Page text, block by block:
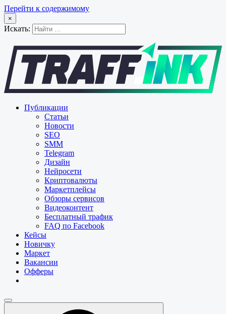
Перейти к содержимому
×
Искать:
Публикации
Статьи
Новости
SEO
SMM
Telegram
Дизайн
Нейросети
Криптовалюты
Маркетплейсы
Обзоры сервисов
Видеоконтент
Бесплатный трафик
FAQ по Facebook
Кейсы
Новичку
Маркет
Вакансии
Офферы